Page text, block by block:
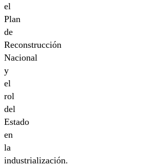
el
Plan
de
Reconstrucción
Nacional
y
el
rol
del
Estado
en
la
industrialización.